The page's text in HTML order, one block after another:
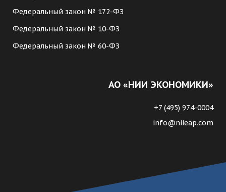
Федеральный закон № 172-ФЗ
Федеральный закон № 10-ФЗ
Федеральный закон № 60-ФЗ
АО «НИИ ЭКОНОМИКИ»
+7 (495) 974-0004
info@niieap.com